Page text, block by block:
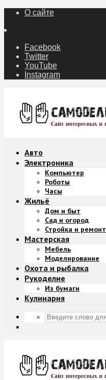
О сайте
Facebook
Twitter
YouTube
Instagram
Авто
Электроника
Компьютер
Роботы
Часы
Жильё
Дом и быт
Сад и огород
Стройка и ремонт
Мастерская
Мебель
Моделирование
Охота и рыбалка
Рукоделие
Из бумаги
Кулинария